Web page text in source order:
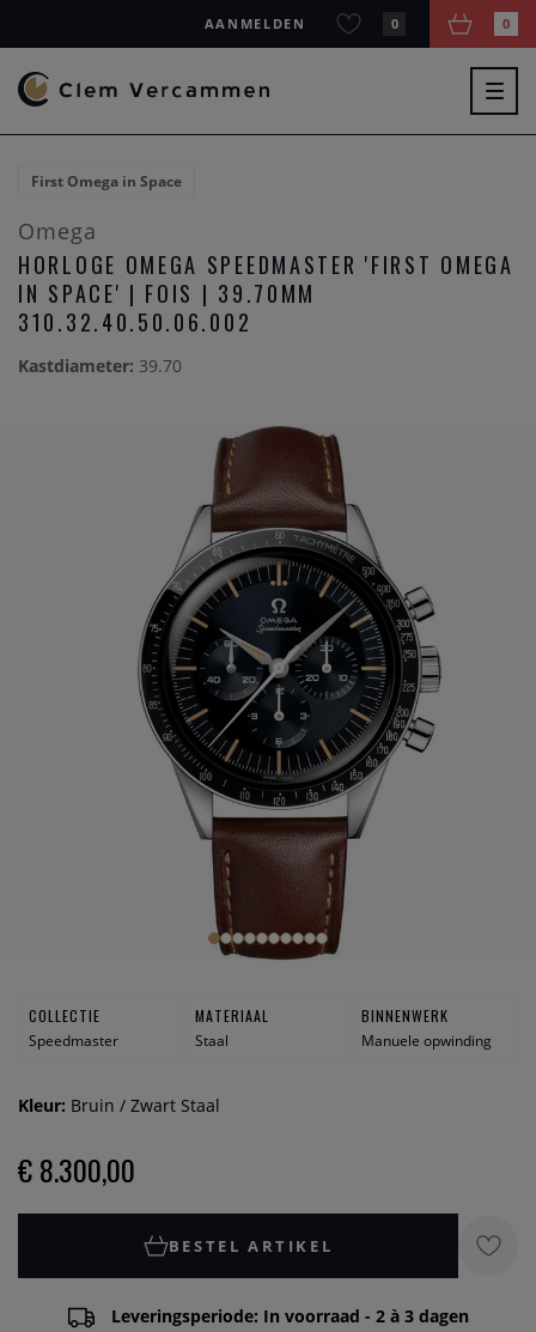
AANMELDEN 0 0
First Omega in Space
Omega
HORLOGE OMEGA SPEEDMASTER 'FIRST OMEGA
IN SPACE' | FOIS | 39.70MM
310.32.40.50.06.002
Kastdiameter: 39.70
COLLECTIE
Speedmaster
MATERIAAL
Staal
BINNENWERK
Manuele opwinding
Kleur: Bruin / Zwart Staal
€ 8.300,00
BESTEL ARTIKEL
Leveringsperiode: In voorraad - 2 à 3 dagen